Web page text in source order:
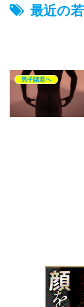
最近の
男子諸君へ